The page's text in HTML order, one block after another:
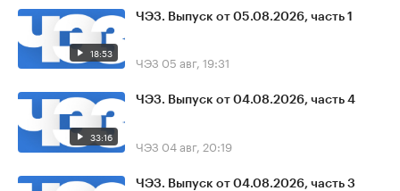
18:53
ЧЭЗ. Выпуск от 05.08.2026, часть 1
ЧЭЗ 05 авг, 19:31
33:16
ЧЭЗ. Выпуск от 04.08.2026, часть 4
ЧЭЗ 04 авг, 20:19
ЧЭЗ. Выпуск от 04.08.2026, часть 3